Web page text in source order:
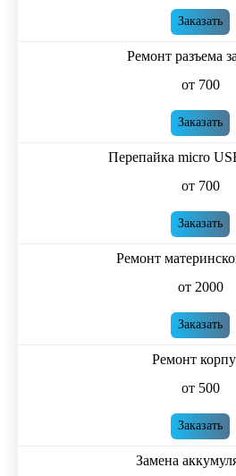
Заказать
Ремонт разъема
от 700
Заказать
Перепайка micro
от 700
Заказать
Ремонт
от 2000
Заказать
Ремонт
от 500
Заказать
Замена